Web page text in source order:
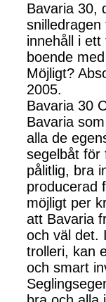
Bavaria 30,
innehåll i
boende
Möjligt?
2005.
Bavaria 30
Bavaria
alla de
segelbåt för
pålitlig, bra
producerad
möjligt per
att Bavaria
och väl det.
trolleri, kan
och smart